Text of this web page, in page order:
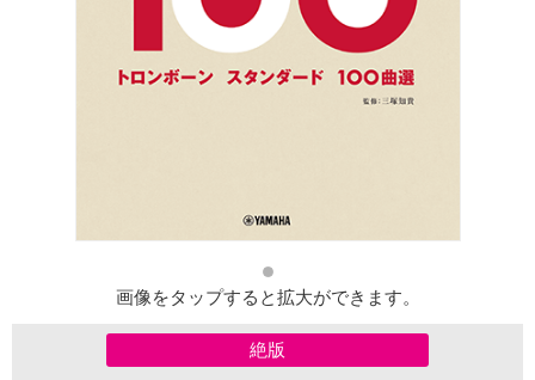
画像をタップすると拡大ができます。
絶版